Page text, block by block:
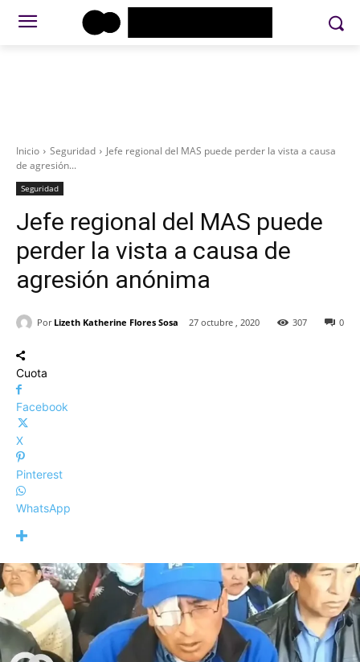
Inicio Seguridad
Jefe regional del MAS puede perder la vista a causa
de agresión...
Seguridad
Jefe regional del MAS puede
perder la vista a causa de
agresión anónima
Por Lizeth Katherine Flores Sosa 27 octubre , 2020 0
307
Cuota
Facebook
X
Pinterest
WhatsApp